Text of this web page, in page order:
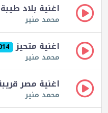
اغنية بلاد طيبة
محمد منير
اغنية متحيز
محمد منير
اغنية مصر
محمد منير